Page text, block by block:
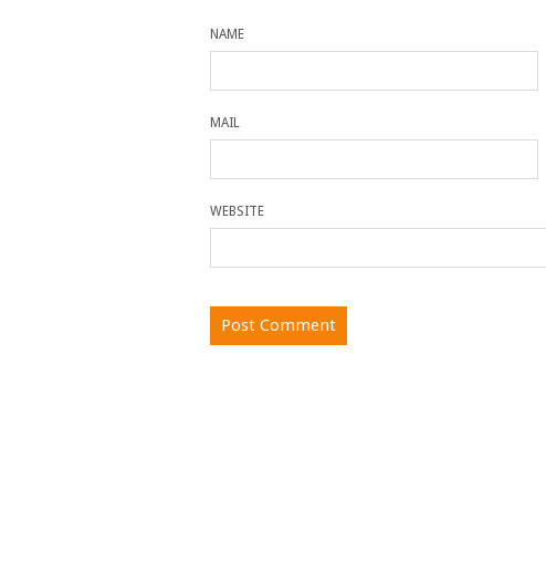
NAME
MAIL
WEBSITE